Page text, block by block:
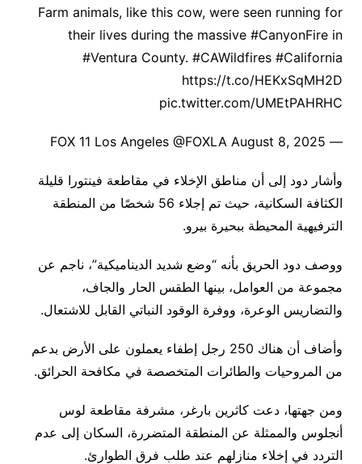
Farm animals, like this cow, were seen running for
their lives during the massive #CanyonFire in
#Ventura County. #CAWildfires #California
https://t.co/HEKxSqMH2D
pic.twitter.com/UMEtPAHRHC
— FOX 11 Los Angeles @FOXLA August 8, 2025
وأشار دود إلى أن مناطق الإخلاء في مقاطعة فينتورا قليلة
الكثافة السكانية، حيث تم إجلاء 56 شخصًا من المنطقة
الترفيهية المحيطة ببحيرة بيرو.
ووصف دود الحريق بأنه “وضع شديد الديناميكية”، ناجم عن
مجموعة من العوامل، بينها الطقس الحار والجاف،
والتضاريس الوعرة، ووفرة الوقود النباتي القابل للاشتعال.
وأضاف أن هناك 250 رجل إطفاء يعملون على الأرض بدعم
من المروحيات والطائرات المتخصصة في مكافحة الحرائق.
ومن جهتها، دعت كاثرين بارغر، مشرفة مقاطعة لوس
أنجلوس والممثلة عن المنطقة المتضررة، السكان إلى عدم
التردد في إخلاء منازلهم عند طلب فرق الطوارئ.